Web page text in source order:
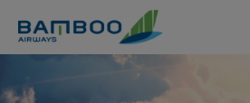
Liên hệ tìm kiếm